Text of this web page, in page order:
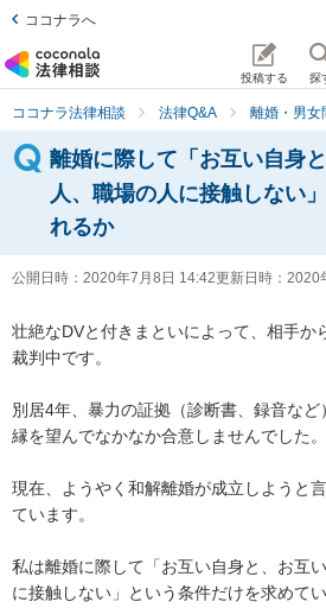
ココナラへ
投稿する 探
ココナラ法律相談 法律Q&A 離婚・男女
離婚に際して「お互い自身
人、職場の人に接触しない
れるか
公開日時： 2020年7月8日 14:42更新日時： 2020
壮絶なDVと付きまといによって、相手か
裁判中です。
別居4年、暴力の証拠（診断書、録音な
縁を望んでなかなか合意しませんでした。
現在、ようやく和解離婚が成立しようと
ています。
私は離婚に際して「お互い自身と、お互
に接触しない」という条件だけを求めて